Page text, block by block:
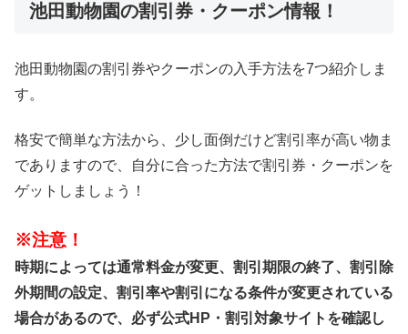
池田動物園の割引券・クーポン情報！
池田動物園の割引券やクーポンの入手方法を7つ紹介しま
す。
格安で簡単な方法から、少し面倒だけど割引率が高い物ま
でありますので、自分に合った方法で割引券・クーポンを
ゲットしましょう！
※注意！
時期によっては通常料金が変更、割引期限の終了、割引除
外期間の設定、割引率や割引になる条件が変更されている
場合があるので、必ず公式HP・割引対象サイトを確認し